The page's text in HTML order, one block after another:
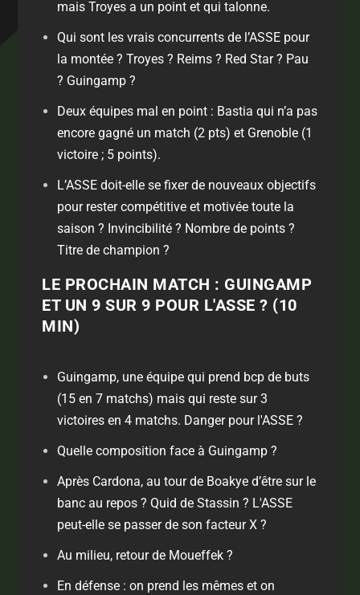
mais Troyes a un point et qui talonne.
Qui sont les vrais concurrents de l’ASSE pour
la montée ? Troyes ? Reims ? Red Star ? Pau
? Guingamp ?
Deux équipes mal en point : Bastia qui n’a pas
encore gagné un match (2 pts) et Grenoble (1
victoire ; 5 points).
L’ASSE doit-elle se fixer de nouveaux objectifs
pour rester compétitive et motivée toute la
saison ? Invincibilité ? Nombre de points ?
Titre de champion ?
LE PROCHAIN MATCH : GUINGAMP
ET UN 9 SUR 9 POUR L'ASSE ? (10
MIN)
Guingamp, une équipe qui prend bcp de buts
(15 en 7 matchs) mais qui reste sur 3
victoires en 4 matchs. Danger pour l'ASSE ?
Quelle composition face à Guingamp ?
Après Cardona, au tour de Boakye d’être sur le
banc au repos ? Quid de Stassin ? L'ASSE
peut-elle se passer de son facteur X ?
Au milieu, retour de Moueffek ?
En défense : on prend les mêmes et on